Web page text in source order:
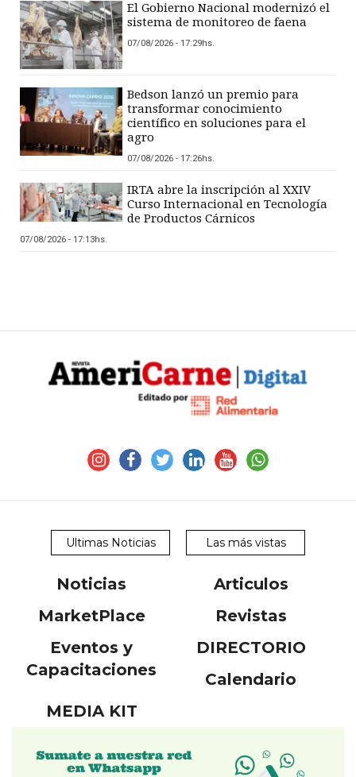
El Gobierno Nacional modernizó el
sistema de monitoreo de faena
07/08/2026 - 17:29hs.
Bedson lanzó un premio para
transformar conocimiento
científico en soluciones para el
agro
07/08/2026 - 17:26hs.
IRTA abre la inscripción al XXIV
Curso Internacional en Tecnología
de Productos Cárnicos
07/08/2026 - 17:13hs.
Ultimas Noticias Las más vistas
Noticias
Articulos
MarketPlace
Revistas
Eventos y
Capacitaciones
DIRECTORIO
Calendario
MEDIA KIT